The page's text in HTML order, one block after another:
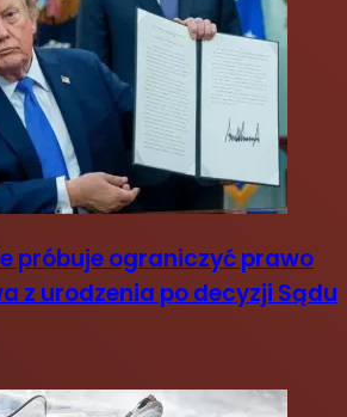
próbuje ograniczyć prawo
z urodzenia po decyzji Sądu